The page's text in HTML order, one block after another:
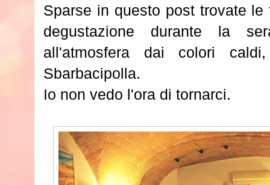
Sparse in questo post trovate
degustazione durante la
all'atmosfera dai colori
Sbarbacipolla.
Io non vedo l'ora di tornarci.